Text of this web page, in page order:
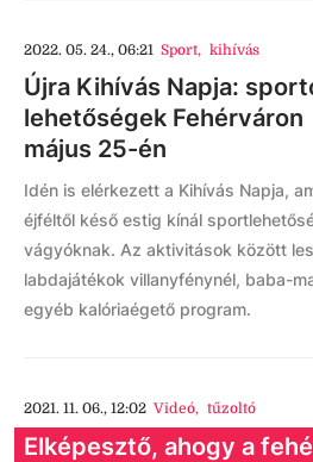
2022. 05. 24., 06:21 Sport, kihívás
Újra Kihívás Napja:
lehetőségek Fehérváron
május 25-én
Idén is elérkezett a Kihívás Napja,
éjféltől késő estig kínál
vágyóknak. Az aktivitások között
labdajátékok villanyfénynél, baba-
egyéb kalóriaégető program.
2021. 11. 06., 12:02 Videó, tűzoltó
Elképesztő, ahogy a